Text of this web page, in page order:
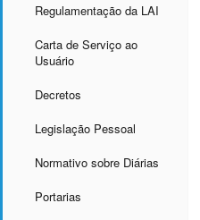
Regulamentação da LAI
Carta de Serviço ao
Usuário
Decretos
Legislação Pessoal
Normativo sobre Diárias
Portarias